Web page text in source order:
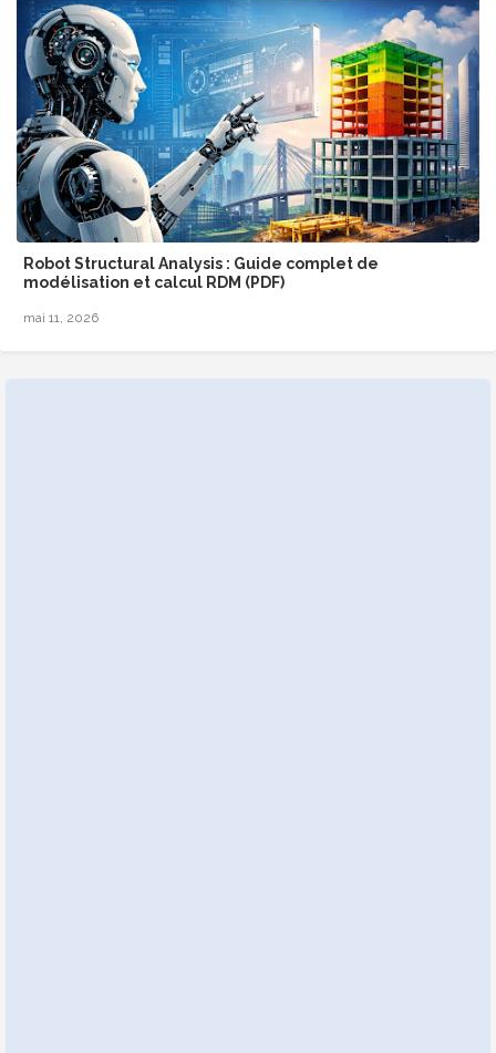
Robot Structural Analysis : Guide complet de
modélisation et calcul RDM (PDF)
mai 11, 2026